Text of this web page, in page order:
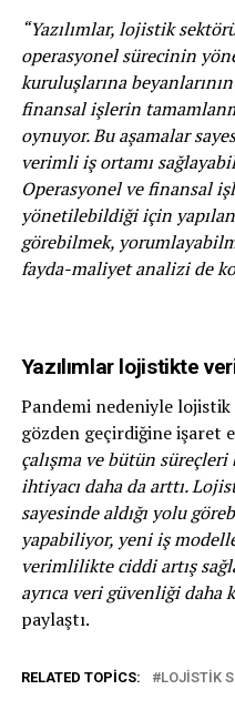
“Yazılımlar, lojistik
operasyonel sürecinin
kuruluşlarına
finansal işlerin
oynuyor. Bu aşamalar
verimli iş ortamı
Operasyonel ve finansal
yönetilebildiği için
görebilmek,
fayda-maliyet analizi de
Yazılımlar lojistikte
Pandemi nedeniyle
gözden geçirdiğine işaret
çalışma ve bütün
ihtiyacı daha da arttı.
sayesinde aldığı yolu
yapabiliyor, yeni iş
verimlilikte ciddi artış
ayrıca veri güvenliği daha
paylaştı.
RELATED TOPICS: LOJISTIK